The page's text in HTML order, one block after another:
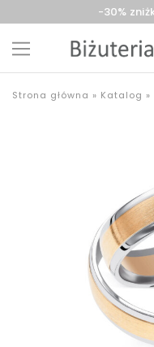
-30%
Szyszka
z
Strona główna » Katalog »